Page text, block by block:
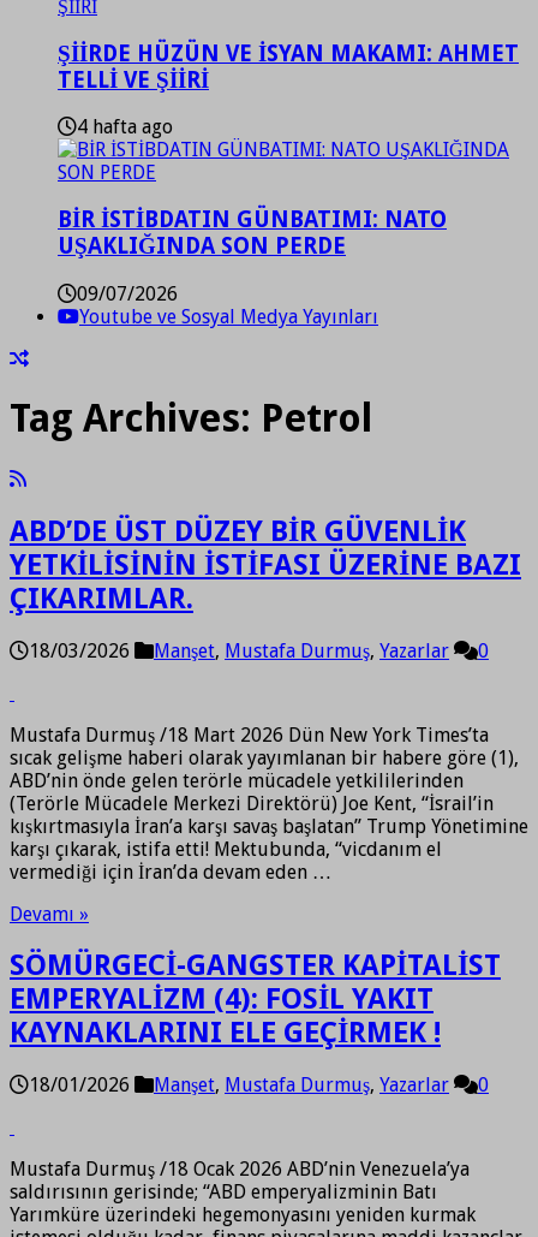
ŞİİRDE HÜZÜN VE İSYAN MAKAMI: AHMET
TELLİ VE ŞİİRİ
4 hafta ago
BİR İSTİBDATIN GÜNBATIMI: NATO
UŞAKLIĞINDA SON PERDE
09/07/2026
Youtube ve Sosyal Medya Yayınları
Tag Archives: Petrol
ABD’DE ÜST DÜZEY BİR GÜVENLİK
YETKİLİSİNİN İSTİFASI ÜZERİNE BAZI
ÇIKARIMLAR.
18/03/2026 Manşet, Mustafa Durmuş, Yazarlar 0
Mustafa Durmuş /18 Mart 2026 Dün New York Times’ta
sıcak gelişme haberi olarak yayımlanan bir habere göre (1),
ABD’nin önde gelen terörle mücadele yetkililerinden
(Terörle Mücadele Merkezi Direktörü) Joe Kent, “İsrail’in
kışkırtmasıyla İran’a karşı savaş başlatan” Trump Yönetimine
karşı çıkarak, istifa etti! Mektubunda, “vicdanım el
vermediği için İran’da devam eden …
Devamı »
SÖMÜRGECİ-GANGSTER KAPİTALİST
EMPERYALİZM (4): FOSİL YAKIT
KAYNAKLARINI ELE GEÇİRMEK !
18/01/2026 Manşet, Mustafa Durmuş, Yazarlar 0
Mustafa Durmuş /18 Ocak 2026 ABD’nin Venezuela’ya
saldırısının gerisinde; “ABD emperyalizminin Batı
Yarımküre üzerindeki hegemonyasını yeniden kurmak